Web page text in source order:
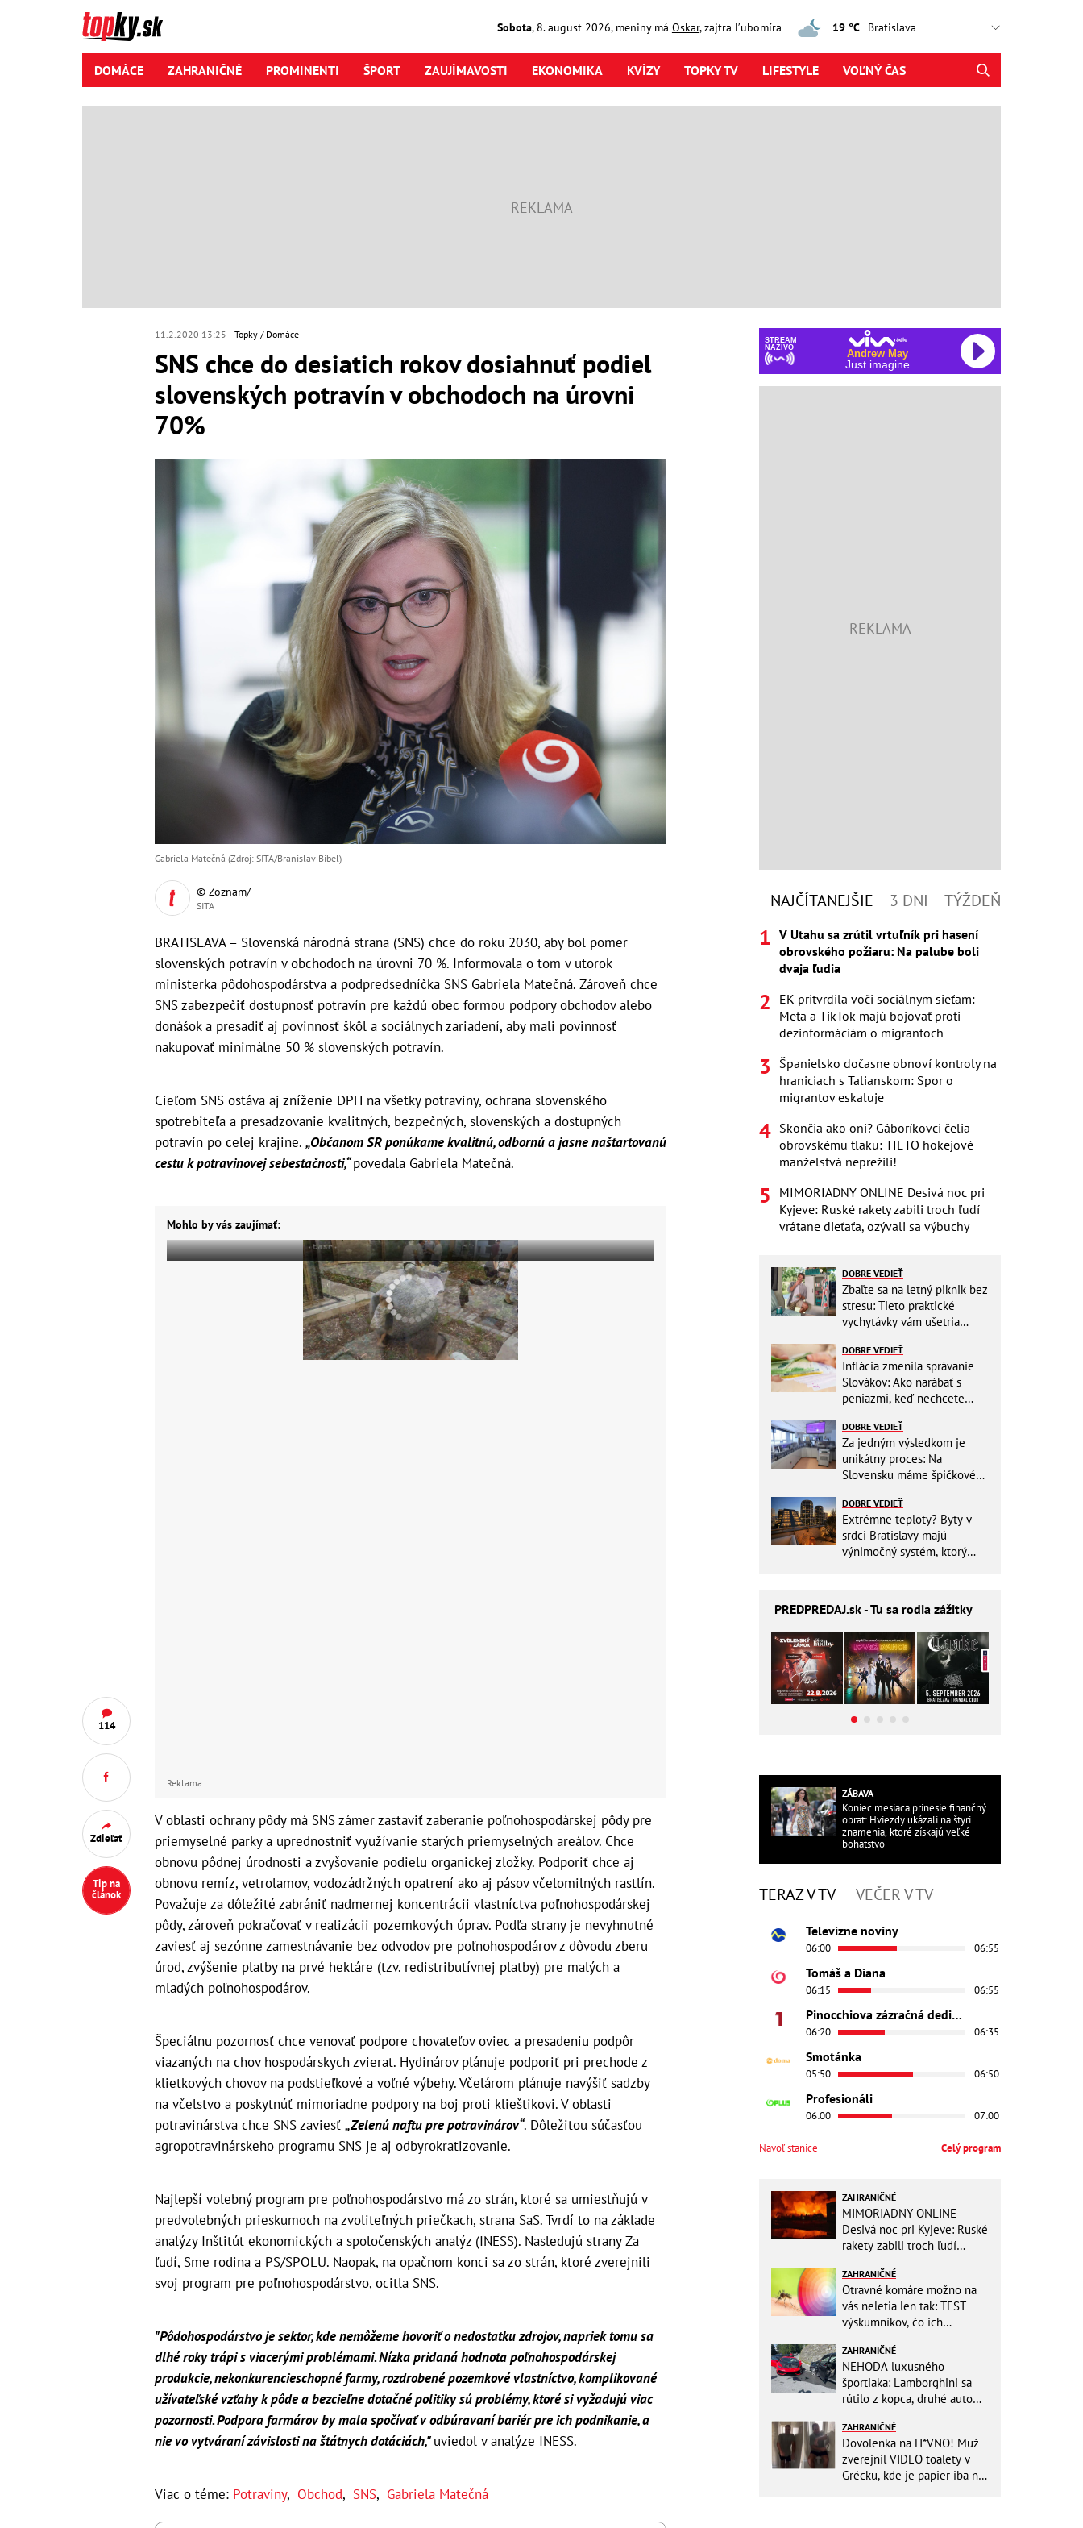
Sobota, 8. august2026, meniny má Oskar, zajtra Ľubomíra 19 °C
DOMÁCE ZAHRANIČNÉ PROMINENTI ŠPORT ZAUJÍMAVOSTI EKONOMIKA KVÍZY TOPKY TV LIFESTYLE VOĽNÝ ČAS
11.2.2020 13:25 Topky Domáce
SNS chce do desiatich rokov dosiahnuť podiel
slovenských potravín v obchodoch na úrovni
70%
114
Zdieľať
Tip na
článok
Gabriela Matečná (Zdroj: SITA/Branislav Bibel)
© Zoznam/
SITA
BRATISLAVA – Slovenská národná strana (SNS) chce do roku 2030, aby bol pomer
slovenských potravín v obchodoch na úrovni 70 %. Informovala o tom v utorok
ministerka pôdohospodárstva a podpredsedníčka SNS Gabriela Matečná. Zároveň chce
SNS zabezpečiť dostupnosť potravín pre každú obec formou podpory obchodov alebo
donášok a presadiť aj povinnosť škôl a sociálnych zariadení, aby mali povinnosť
nakupovať minimálne 50 % slovenských potravín.
Cieľom SNS ostáva aj zníženie DPH na všetky potraviny, ochrana slovenského
spotrebiteľa a presadzovanie kvalitných, bezpečných, slovenských a dostupných
potravín po celej krajine. „Občanom SR ponúkame kvalitnú, odbornú a jasne naštartovanú
cestu k potravinovej sebestačnosti,“povedala Gabriela Matečná.
Mohlo by vás zaujímať:
Reklama
V oblasti ochrany pôdy má SNS zámer zastaviť zaberanie poľnohospodárskej pôdy pre
priemyselné parky a uprednostniť využívanie starých priemyselných areálov. Chce
obnovu pôdnej úrodnosti a zvyšovanie podielu organickej zložky. Podporiť chce aj
obnovu remíz, vetrolamov, vodozádržných opatrení ako aj pásov včelomilných rastlín.
Považuje za dôležité zabrániť nadmernej koncentrácii vlastníctva poľnohospodárskej
pôdy, zároveň pokračovať v realizácii pozemkových úprav. Podľa strany je nevyhnutné
zaviesť aj sezónne zamestnávanie bez odvodov pre poľnohospodárov z dôvodu zberu
úrod, zvýšenie platby na prvé hektáre (tzv. redistributívnej platby) pre malých a
mladých poľnohospodárov.
Špeciálnu pozornosť chce venovať podpore chovateľov oviec a presadeniu podpôr
viazaných na chov hospodárskych zvierat. Hydinárov plánuje podporiť pri prechode z
klietkových chovov na podstieľkové a voľné výbehy. Včelárom plánuje navýšiť sadzby
na včelstvo a poskytnúť mimoriadne podpory na boj proti klieštikovi. V oblasti
potravinárstva chce SNS zaviesť „Zelenú naftu pre potravinárov“. Dôležitou súčasťou
agropotravinárskeho programu SNS je aj odbyrokratizovanie.
Najlepší volebný program pre poľnohospodárstvo má zo strán, ktoré sa umiestňujú v
predvolebných prieskumoch na zvoliteľných priečkach, strana SaS. Tvrdí to na základe
analýzy Inštitút ekonomických a spoločenských analýz (INESS). Nasledujú strany Za
ľudí, Sme rodina a PS/SPOLU. Naopak, na opačnom konci sa zo strán, ktoré zverejnili
svoj program pre poľnohospodárstvo, ocitla SNS.
"Pôdohospodárstvo je sektor, kde nemôžeme hovoriť o nedostatku zdrojov, napriek tomu sa
dlhé roky trápi s viacerými problémami. Nízka pridaná hodnota poľnohospodárskej
produkcie, nekonkurencieschopné farmy, rozdrobené pozemkové vlastníctvo, komplikované
užívateľské vzťahy k pôde a bezcieľne dotačné politiky sú problémy, ktoré si vyžadujú viac
pozornosti. Podpora farmárov by mala spočívať v odbúravaní bariér pre ich podnikanie, a
nie vo vytváraní závislosti na štátnych dotáciách,"uviedol v analýze INESS.
Viac o téme: Potraviny, Obchod, SNS, Gabriela Matečná
STREAM
NAŽIVO
Andrew May
Just imagine
NAJČÍTANEJŠIE 3 DNI TÝŽDEŇ
V Utahu sa zrútil vrtuľník pri hasení
obrovského požiaru: Na palube boli
dvaja ľudia
EK pritvrdila voči sociálnym sieťam:
Meta a TikTok majú bojovať proti
dezinformáciám o migrantoch
Španielsko dočasne obnoví kontroly na
hraniciach s Talianskom: Spor o
migrantov eskaluje
Skončia ako oni? Gáboríkovci čelia
obrovskému tlaku: TIETO hokejové
manželstvá neprežili!
MIMORIADNY ONLINE Desivá noc pri
Kyjeve: Ruské rakety zabili troch ľudí
vrátane dieťaťa, ozývali sa výbuchy
DOBRE VEDIEŤ
Zbaľte sa na letný piknik bez
stresu: Tieto praktické
vychytávky vám ušetria
DOBRE VEDIEŤ
Inflácia zmenila správanie
Slovákov: Ako narábať s
peniazmi, keď nechcete
DOBRE VEDIEŤ
Za jedným výsledkom je
unikátny proces: Na
Slovensku máme špičkové
DOBRE VEDIEŤ
Extrémne teploty? Byty v
srdci Bratislavy majú
výnimočný systém, ktorý
PREDPREDAJ.sk - Tu sa rodia zážitky
ZÁBAVA
Koniec mesiaca prinesie finančný
obrat: Hviezdy ukázali na štyri
znamenia, ktoré získajú veľké
bohatstvo
TERAZ V TV VEČER V TV
Televízne noviny
06:00 06:55
Tomáš a Diana
06:15 06:55
Pinocchiova zázračná dedinka
06:20 06:35
Smotánka
05:50 06:50
Profesionáli
06:00 07:00
Navoľ stanice Celý program
ZAHRANIČNÉ
MIMORIADNY ONLINE
Desivá noc pri Kyjeve: Ruské
rakety zabili troch ľudí
výbuchy
ZAHRANIČNÉ
Otravné komáre možno na
vás neletia len tak: TEST
výskumníkov, čo ich
ZAHRANIČNÉ
NEHODA luxusného
športiaka: Lamborghini sa
rútilo z kopca, druhé auto
horšie
ZAHRANIČNÉ
Dovolenka na H*VNO! Muž
zverejnil VIDEO toalety v
Grécku, kde je papier iba na